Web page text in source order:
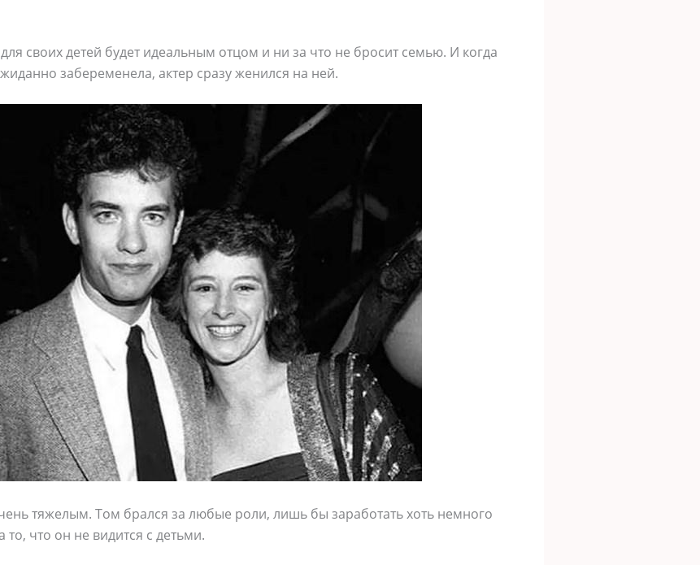
своих детей будет идеальным отцом и ни за что не бросит семью. И когда
забеременела, актер сразу женился на ней.
тяжелым. Том брался за любые роли, лишь бы заработать хоть немного
то, что он не видится с детьми.